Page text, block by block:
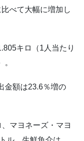
べて大幅に増加し
キロ（1人当たり
金額は23.6％増の
マヨネーズ・マヨ